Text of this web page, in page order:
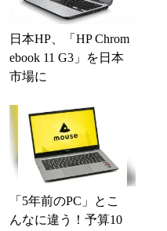
日本HP、「HP Chrom
ebook 11 G3」を日本
市場に
「5年前のPC」とこ
んなに違う！予算10